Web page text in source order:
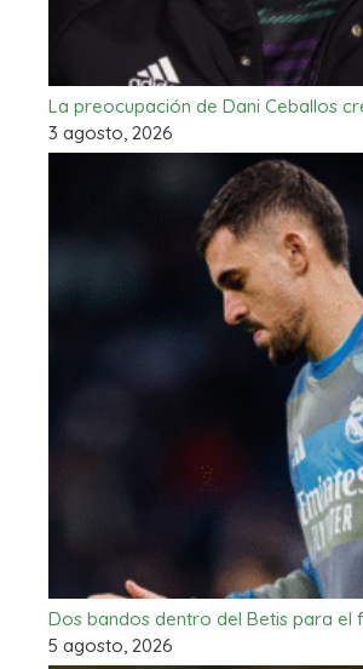
La preocupación de Dani Ceballos
3 agosto, 2026
Dos bandos dentro del Betis para el
5 agosto, 2026